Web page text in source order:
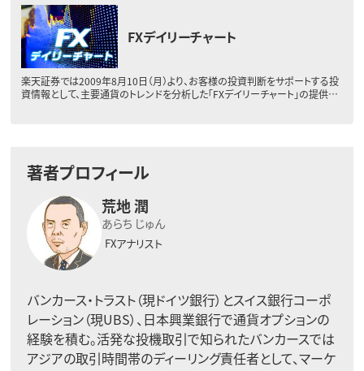
FXデイリーチャート
楽天証券では2009年8月10日（月）より、お客様の投資判断をサポートする投
資情報として、主要通貨のトレンドを分析した「FXデイリーチャート」の提供…
著者プロフィール
荒地 潤
あらち じゅん
FXアナリスト
バンカース・トラスト（現ドイツ銀行）とスイス銀行コーポ
レーション（現UBS）、日本興業銀行で通貨オプションの
経験を積む。活発な投機取引で知られたバンカースでは
アジアの取引時間帯のディーリング責任者として、マーケ